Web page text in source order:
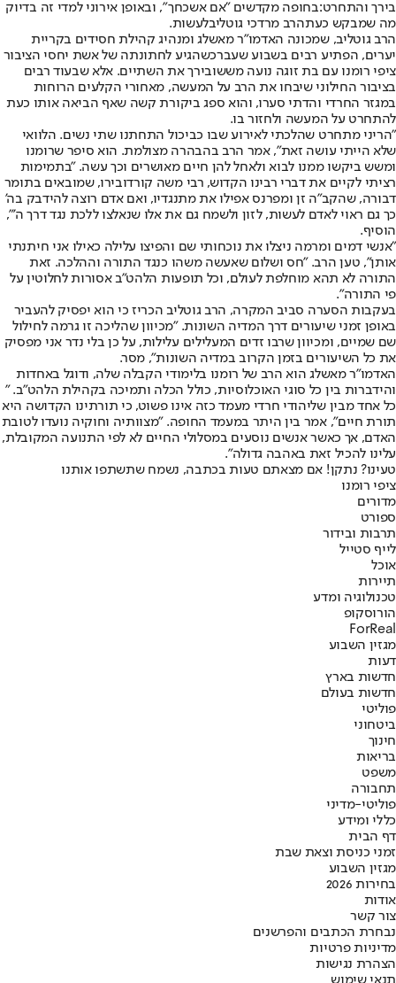
בירך והתחרט:בחופה מקדשים "אם אשכחך", ובאופן אירוני למדי זה בדיוק
מה שמבקש כעתהרב מרדכי גוטליבלעשות.
הרב גוטליב, שמכונה האדמו"ר מאשלג ומנהיג קהילת חסידים בקריית
יערים, הפתיע רבים בשבוע שעברכשהגיע לחתונתה של אשת יחסי הציבור
ציפי רומנו עם בת זוגה נועה מששובירך את השתיים. אלא שבעוד רבים
בציבור החילוני שיבחו את הרב על המעשה, מאחורי הקלעים הרוחות
במגזר החרדי והדתי סערו, והוא ספג ביקורת קשה שאף הביאה אותו כעת
להתחרט על המעשה ולחזור בו.
"הריני מתחרט שהלכתי לאירוע שבו כביכול התחתנו שתי נשים. הלוואי
שלא הייתי עושה זאת", אמר הרב בהבהרה מצולמת. הוא סיפר שרומנו
ומשש ביקשו ממנו לבוא ולאחל להן חיים מאושרים וכך עשה. "בתמימות
רציתי לקיים את דברי רבינו הקדוש, רבי משה קורדובירו, שמובאים בתומר
דבורה, שהקב"ה זן ומפרנס אפילו את מתנגדיו, ואם אדם רוצה להידבק בה'
כך גם ראוי לאדם לעשות, לזון ולשמח גם את אלו שנאלצו ללכת נגד דרך ה'",
הוסיף.
"אנשי דמים ומרמה ניצלו את נוכחותי שם והפיצו עלילה כאילו אני חיתנתי
אותן", טען הרב. "חס ושלום שאעשה משהו כנגד התורה וההלכה. זאת
התורה לא תהא מוחלפת לעולם, וכל תופעות הלהט"ב אסורות לחלוטין על
פי התורה".
בעקבות הסערה סביב המקרה, הרב גוטליב הכריז כי הוא יפסיק להעביר
באופן זמני שיעורים דרך המדיה השונות. "מכיוון שהליכה זו גרמה לחילול
שם שמיים, ומכיוון שרבו זדים המעלילים עלילות, על כן בלי נדר אני מפסיק
את כל השיעורים בזמן הקרוב במדיה השונות", מסר.
האדמו"ר מאשלג הוא הרב של רומנו בלימודי הקבלה שלה, ודוגל באחדות
והידברות בין כל סוגי האוכלוסיות, כולל הכלה ותמיכה בקהילת הלהט"ב. "
כל אחד מבין שליהודי חרדי מעמד כזה אינו פשוט, כי תורתינו הקדושה היא
תורת חיים", אמר בין היתר במעמד החופה. "מצוותיה וחוקיה נועדו לטובת
האדם, אך כאשר אנשים נוסעים במסלולי החיים לא לפי התנועה המקובלת,
עלינו להכיל זאת באהבה גדולה".
טעינו? נתקן! אם מצאתם טעות בכתבה, נשמח שתשתפו אותנו
ציפי רומנו
מדורים
ספורט
תרבות ובידור
לייף סטייל
אוכל
תיירות
טכנולוגיה ומדע
הורוסקופ
ForReal
מגזין השבוע
דעות
חדשות בארץ
חדשות בעולם
פוליטי
ביטחוני
חינוך
בריאות
משפט
תחבורה
פוליטי-מדיני
כללי ומידע
דף הבית
זמני כניסת וצאת שבת
מגזין השבוע
בחירות 2026
אודות
צור קשר
נבחרת הכתבים והפרשנים
מדיניות פרטיות
הצהרת נגישות